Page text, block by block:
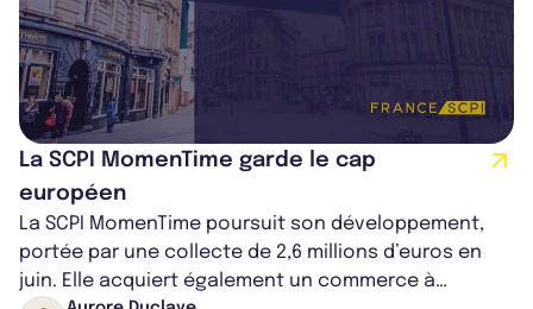
La SCPI MomenTime garde le cap
européen
La SCPI MomenTime poursuit son développement,
portée par une collecte de 2,6 millions d’euros en
juin. Elle acquiert également un commerce à